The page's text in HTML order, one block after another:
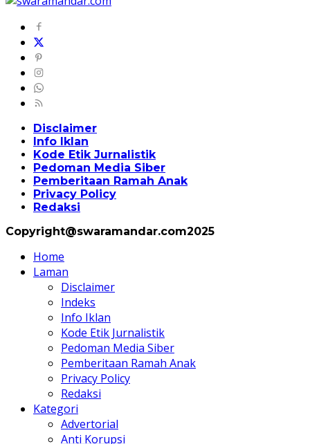
Disclaimer
Info Iklan
Kode Etik Jurnalistik
Pedoman Media Siber
Pemberitaan Ramah Anak
Privacy Policy
Redaksi
Copyright@swaramandar.com2025
Home
Laman
Disclaimer
Indeks
Info Iklan
Kode Etik Jurnalistik
Pedoman Media Siber
Pemberitaan Ramah Anak
Privacy Policy
Redaksi
Kategori
Advertorial
Anti Korupsi